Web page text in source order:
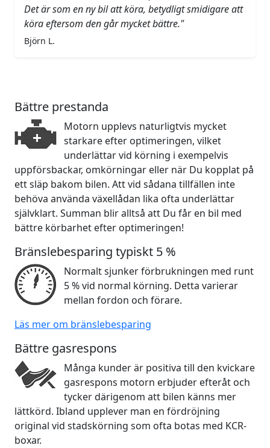
Det är som en ny bil att köra, betydligt smidigare att
köra eftersom den går mycket bättre."
Björn L.
Bättre prestanda
Motorn upplevs naturligtvis mycket
starkare efter optimeringen, vilket
underlättar vid körning i exempelvis
uppförsbackar, omkörningar eller när Du kopplat på
ett släp bakom bilen. Att vid sådana tillfällen inte
behöva använda växellådan lika ofta underlättar
självklart. Summan blir alltså att Du får en bil med
bättre körbarhet efter optimeringen!
Bränslebesparing typiskt 5 %
Normalt sjunker förbrukningen med runt
5 % vid normal körning. Detta varierar
mellan fordon och förare.
Läs mer om bränslebesparing
Bättre gasrespons
Många kunder är positiva till den kvickare
gasrespons motorn erbjuder efteråt och
tycker därigenom att bilen känns mer
lättkörd. Ibland upplever man en fördröjning
original vid stadskörning som ofta botas med KCR-
boxar.